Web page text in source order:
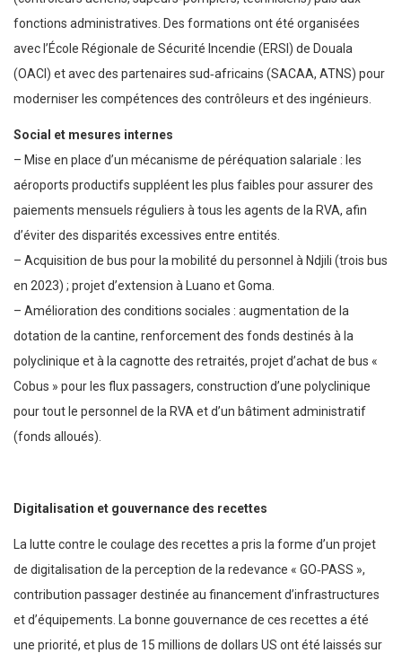
fonctions administratives. Des formations ont été organisées
avec l’École Régionale de Sécurité Incendie (ERSI) de Douala
(OACI) et avec des partenaires sud‑africains (SACAA, ATNS) pour
moderniser les compétences des contrôleurs et des ingénieurs.
Social et mesures internes
– Mise en place d’un mécanisme de péréquation salariale : les
aéroports productifs suppléent les plus faibles pour assurer des
paiements mensuels réguliers à tous les agents de la RVA, afin
d’éviter des disparités excessives entre entités.
– Acquisition de bus pour la mobilité du personnel à Ndjili (trois bus
en 2023) ; projet d’extension à Luano et Goma.
– Amélioration des conditions sociales : augmentation de la
dotation de la cantine, renforcement des fonds destinés à la
polyclinique et à la cagnotte des retraités, projet d’achat de bus «
Cobus » pour les flux passagers, construction d’une polyclinique
pour tout le personnel de la RVA et d’un bâtiment administratif
(fonds alloués).
Digitalisation et gouvernance des recettes
La lutte contre le coulage des recettes a pris la forme d’un projet
de digitalisation de la perception de la redevance « GO‑PASS »,
contribution passager destinée au financement d’infrastructures
et d’équipements. La bonne gouvernance de ces recettes a été
une priorité, et plus de 15 millions de dollars US ont été laissés sur